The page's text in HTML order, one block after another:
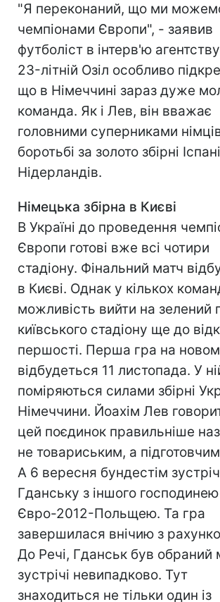
"Я переконаний, що ми
чемпіонами Європи", - заявив
футболіст в інтерв'ю
23-літній Озіл особливо
що в Німеччині зараз дуже
команда. Як і Лев, він вважає
головними суперниками
боротьбі за золото збірні
Нідерландів.
Німецька збірна в Києві
В Україні до проведення
Європи готові вже всі чотири
стадіону. Фінальний матч
в Києві. Однак у кількох
можливість вийти на зелений
київського стадіону ще до
першості. Перша гра на
відбудеться 11 листопада. У
поміряються силами збірні
Німеччини. Йоахім Лев
цей поєдинок правильніше
не товариським, а
А 6 вересня бундестім
Гданську з іншого господинею
Євро-2012-Польщею. Та гра
завершилася внічию з
До Речі, Гданськ був обраний
зустрічі невипадково. Тут
знаходиться не тільки один із